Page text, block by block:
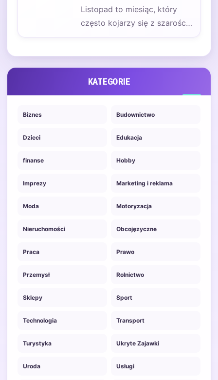
Listopad to miesiąc, który
często kojarzy się z szarością
i deszczem, jednak wiele
KATEGORIE
Biznes Budownictwo
Dzieci Edukacja
finanse Hobby
Imprezy Marketing i reklama
Moda Motoryzacja
Nieruchomości Obcojęzyczne
Praca Prawo
Przemysł Rolnictwo
Sklepy Sport
Technologia Transport
Turystyka Ukryte Zajawki
Uroda Usługi